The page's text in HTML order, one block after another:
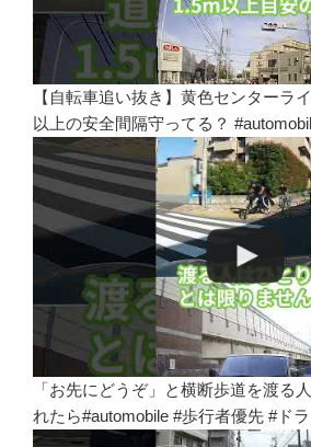
【自転車追い抜き】黄色センターラ
以上の安全間隔守ってる？
「お先にどうぞ」と横断歩道を渡る
れたら#automobile #歩行者優先 #ドラ